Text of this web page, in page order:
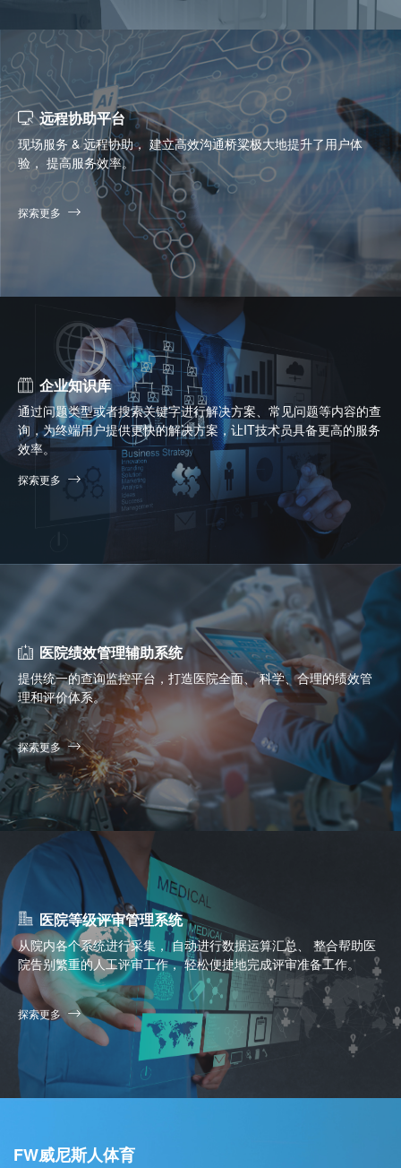
远程协助平台
现场服务 & 远程协助， 建立高效沟通桥粱极大地提升了用户体
验， 提高服务效率。
探索更多
企业知识库
通过问题类型或者搜索关键字进行解决方案、常见问题等内容的查
询，为终端用户提供更快的解决方案，让IT技术员具备更高的服务
效率。
探索更多
医院绩效管理辅助系统
提供统一的查询监控平台，打造医院全面、 科学、合理的绩效管
理和评价体系。
探索更多
医院等级评审管理系统
从院内各个系统进行采集， 自动进行数据运算汇总、 整合帮助医
院告别繁重的人工评审工作， 轻松便捷地完成评审准备工作。
探索更多
FW威尼斯人体育